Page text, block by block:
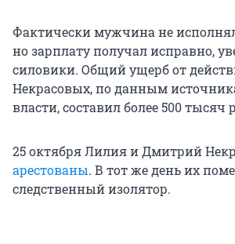
Фактически мужчина не
но зарплату получал исправно,
силовики. Общий ущерб от
Некрасовых, по данным
власти, составил более 500 тысяч
25 октября Лилия и Дмитрий
арестованы. В тот же день их
следственный изолятор.